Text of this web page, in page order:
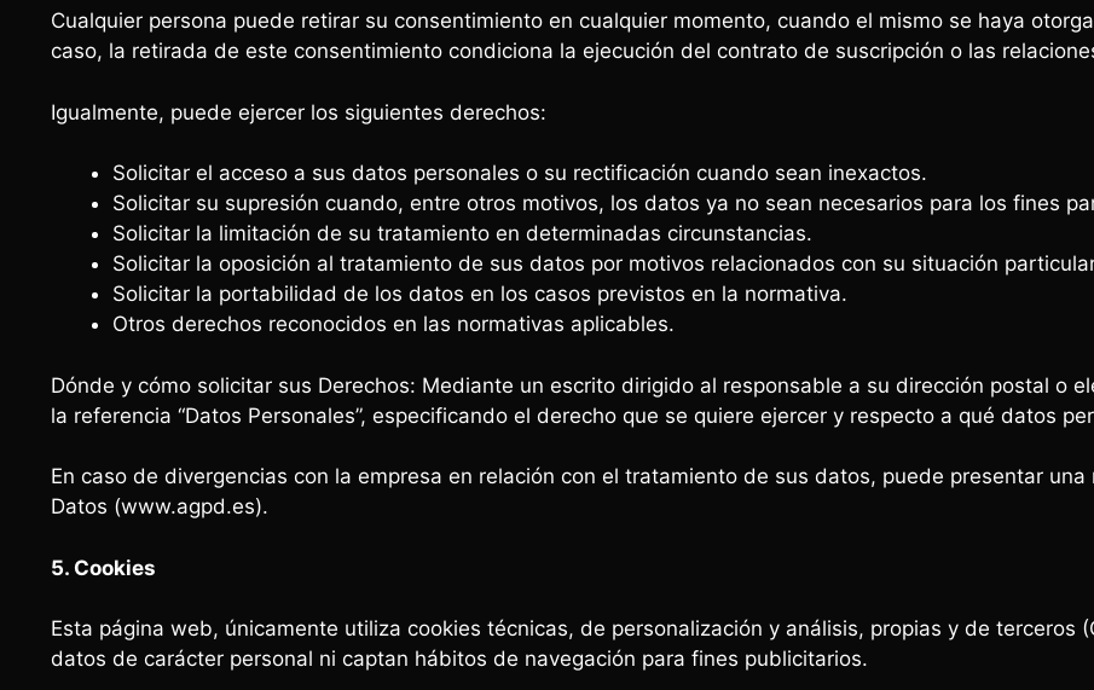
Cualquier persona puede retirar su consentimiento en cualquier momento, cuando el mismo se haya
caso, la retirada de este consentimiento condiciona la ejecución del contrato de suscripción o las
Igualmente, puede ejercer los siguientes derechos:
Solicitar el acceso a sus datos personales o su rectificación cuando sean inexactos.
Solicitar su supresión cuando, entre otros motivos, los datos ya no sean necesarios para los fines
Solicitar la limitación de su tratamiento en determinadas circunstancias.
Solicitar la oposición al tratamiento de sus datos por motivos relacionados con su situación
Solicitar la portabilidad de los datos en los casos previstos en la normativa.
Otros derechos reconocidos en las normativas aplicables.
Dónde y cómo solicitar sus Derechos: Mediante un escrito dirigido al responsable a su dirección postal o
la referencia “Datos Personales”, especificando el derecho que se quiere ejercer y respecto a qué datos
En caso de divergencias con la empresa en relación con el tratamiento de sus datos, puede presentar
Datos (www.agpd.es).
5. Cookies
Esta página web, únicamente utiliza cookies técnicas, de personalización y análisis, propias y de terceros
datos de carácter personal ni captan hábitos de navegación para fines publicitarios.